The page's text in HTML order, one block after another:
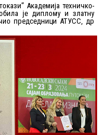
Академија техничко-
је диплому и златну
председници АТУСС, др